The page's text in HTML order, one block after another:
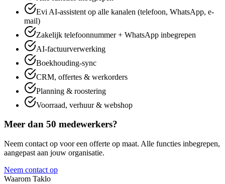
Evi AI-assistent op alle kanalen (telefoon, WhatsApp, e-
mail)
Zakelijk telefoonnummer + WhatsApp inbegrepen
AI-factuurverwerking
Boekhouding-sync
CRM, offertes & werkorders
Planning & roostering
Voorraad, verhuur & webshop
Meer dan 50 medewerkers?
Neem contact op voor een offerte op maat. Alle functies inbegrepen,
aangepast aan jouw organisatie.
Neem contact op
Waarom Taklo